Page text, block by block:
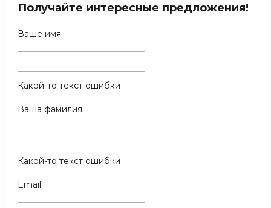
Получайте интересные предложения!
Ваше имя
Какой-то текст ошибки
Ваша фамилия
Какой-то текст ошибки
Email